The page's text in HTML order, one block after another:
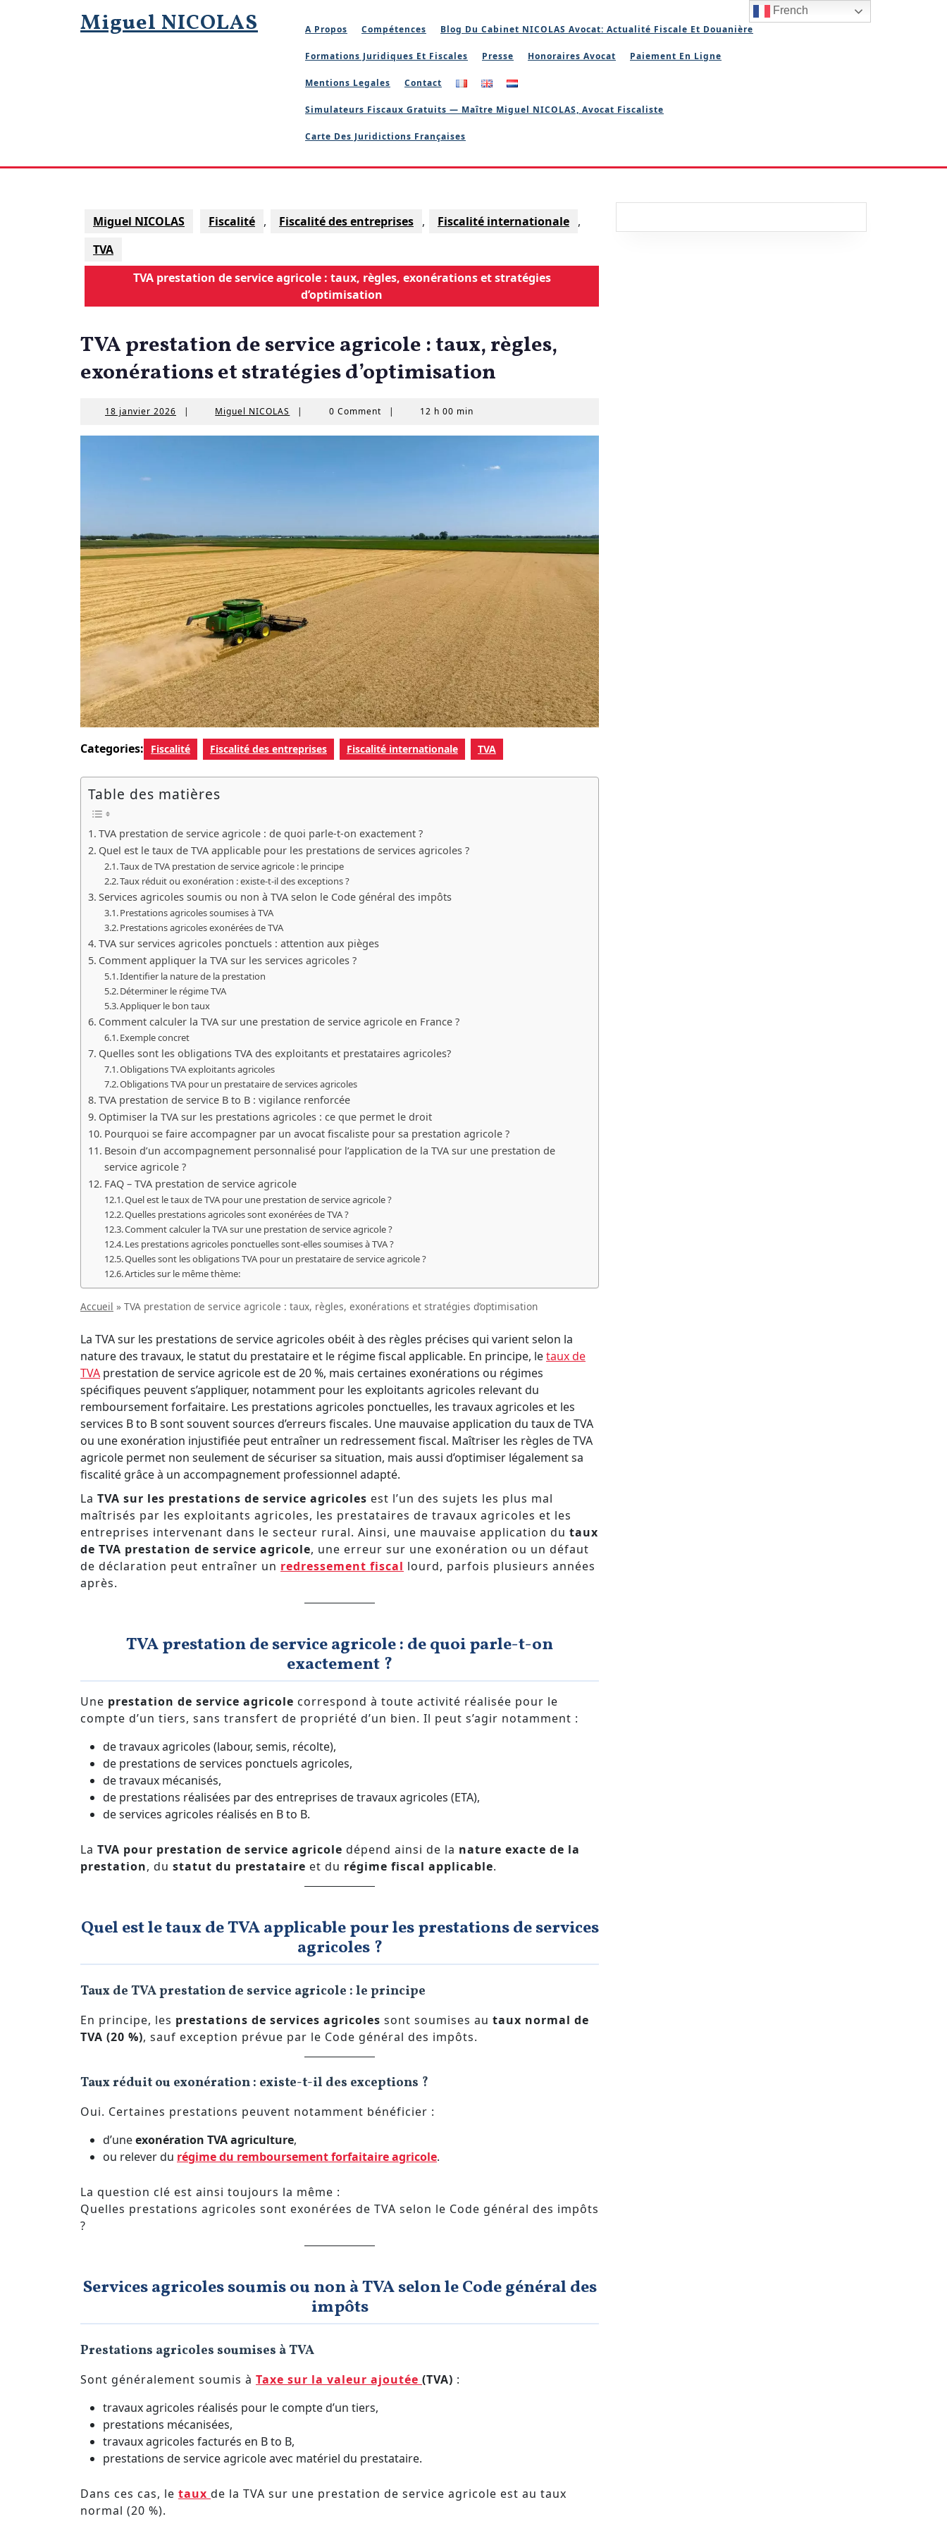
Miguel NICOLAS A Propos Compétences Blog Du Cabinet NICOLAS Avocat: Actualité Fiscale Et Douanière
Formations Juridiques Et Fiscales Presse Honoraires Avocat Paiement En Ligne
Mentions Legales Contact
Simulateurs Fiscaux Gratuits — Maître Miguel NICOLAS, Avocat Fiscaliste
Carte Des Juridictions Françaises
Miguel NICOLAS Fiscalité , Fiscalité des entreprises , Fiscalité internationale ,
TVA
TVA prestation de service agricole : taux, règles, exonérations et stratégies
d’optimisation
TVA prestation de service agricole : taux, règles,
exonérations et stratégies d’optimisation
18 janvier 2026 18
2026
| Miguel NICOLAS Miguel
| 0 Comment | 12 h 00 min
Categories: Fiscalité Fiscalité des entreprises Fiscalité internationale TVA
Table des matières
TVA prestation de service agricole : de quoi parle-t-on exactement ?
Quel est le taux de TVA applicable pour les prestations de services agricoles ?
Taux de TVA prestation de service agricole : le principe
Taux réduit ou exonération : existe-t-il des exceptions ?
Services agricoles soumis ou non à TVA selon le Code général des impôts
Prestations agricoles soumises à TVA
Prestations agricoles exonérées de TVA
TVA sur services agricoles ponctuels : attention aux pièges
Comment appliquer la TVA sur les services agricoles ?
Identifier la nature de la prestation
Déterminer le régime TVA
Appliquer le bon taux
Comment calculer la TVA sur une prestation de service agricole en France ?
Exemple concret
Quelles sont les obligations TVA des exploitants et prestataires agricoles?
Obligations TVA exploitants agricoles
Obligations TVA pour un prestataire de services agricoles
TVA prestation de service B to B : vigilance renforcée
Optimiser la TVA sur les prestations agricoles : ce que permet le droit
Pourquoi se faire accompagner par un avocat fiscaliste pour sa prestation agricole ?
Besoin d’un accompagnement personnalisé pour l’application de la TVA sur une prestation de
service agricole ?
FAQ – TVA prestation de service agricole
Quel est le taux de TVA pour une prestation de service agricole ?
Quelles prestations agricoles sont exonérées de TVA ?
Comment calculer la TVA sur une prestation de service agricole ?
Les prestations agricoles ponctuelles sont-elles soumises à TVA ?
Quelles sont les obligations TVA pour un prestataire de service agricole ?
Articles sur le même thème:
Accueil » TVA prestation de service agricole : taux, règles, exonérations et stratégies d’optimisation
La TVA sur les prestations de service agricoles obéit à des règles précises qui varient selon la
nature des travaux, le statut du prestataire et le régime fiscal applicable. En principe, letaux de
TVA prestation de service agricole est de 20 %, mais certaines exonérations ou régimes
spécifiques peuvent s’appliquer, notamment pour les exploitants agricoles relevant du
remboursement forfaitaire. Les prestations agricoles ponctuelles, les travaux agricoles et les
services B to B sont souvent sources d’erreurs fiscales. Une mauvaise application du taux de TVA
ou une exonération injustifiée peut entraîner un redressement fiscal. Maîtriser les règles de TVA
agricole permet non seulement de sécuriser sa situation, mais aussi d’optimiser légalement sa
fiscalité grâce à un accompagnement professionnel adapté.
La TVA sur les prestations de service agricoles est l’un des sujets les plus mal
maîtrisés par les exploitants agricoles, les prestataires de travaux agricoles et les
entreprises intervenant dans le secteur rural. Ainsi, une mauvaise application du taux
de TVA prestation de service agricole, une erreur sur une exonération ou un défaut
de déclaration peut entraîner un redressement fiscal lourd, parfois plusieurs années
après.
TVA prestation de service agricole : de quoi parle-t-on
exactement ?
Une prestation de service agricole correspond à toute activité réalisée pour le
compte d’un tiers, sans transfert de propriété d’un bien. Il peut s’agir notamment :
de travaux agricoles (labour, semis, récolte),
de prestations de services ponctuels agricoles,
de travaux mécanisés,
de prestations réalisées par des entreprises de travaux agricoles (ETA),
de services agricoles réalisés en B to B.
La TVA pour prestation de service agricole dépend ainsi de la nature exacte de la
prestation, du statut du prestataire et du régime fiscal applicable.
Quel est le taux de TVA applicable pour les prestations de services
agricoles ?
Taux de TVA prestation de service agricole : le principe
En principe, les prestations de services agricoles sont soumises au taux normal de
TVA (20 %), sauf exception prévue par le Code général des impôts.
Taux réduit ou exonération : existe-t-il des exceptions ?
Oui. Certaines prestations peuvent notamment bénéficier :
d’uneexonération TVA agriculture,
ou relever du régime du remboursement forfaitaire agricole.
La question clé est ainsi toujours la même :
Quelles prestations agricoles sont exonérées de TVA selon le Code général des impôts
?
Services agricoles soumis ou non à TVA selon le Code général des
impôts
Prestations agricoles soumises à TVA
Sont généralement soumis à Taxe sur la valeur ajoutée (TVA) :
travaux agricoles réalisés pour le compte d’un tiers,
prestations mécanisées,
travaux agricoles facturés en B to B,
prestations de service agricole avec matériel du prestataire.
Dans ces cas, le taux de la TVA sur une prestation de service agricole est au taux
normal (20 %).
French